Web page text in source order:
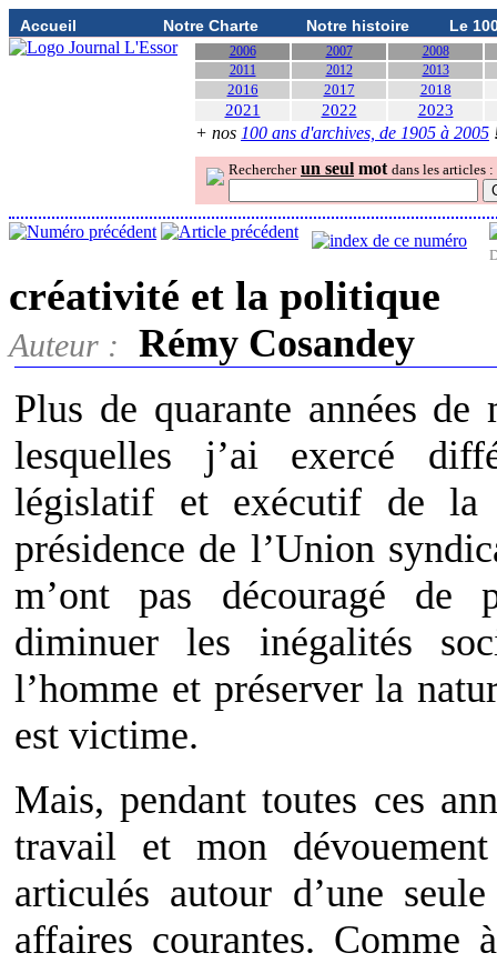
Accueil Notre Charte Notre histoire Le
2006 2007
2008
2011
2012 2013
2016 2017 2018
2021 2022 2023
+ nos 100 ans d'archives, de 1905 à 2005
Rechercher un seul mot dans les articles :
créativité et la politique
Auteur :
Rémy Cosandey
Plus de quarante années
lesquelles j’ai exercé
législatif et exécutif de
présidence de l’Union
m’ont pas découragé de
diminuer les inégalités
l’homme et préserver la
est victime.
Mais, pendant toutes ces
travail et mon
articulés autour d’une
affaires courantes.